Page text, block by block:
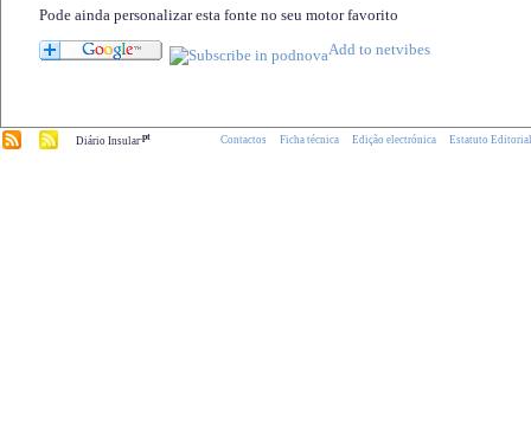
Pode ainda personalizar esta fonte no seu motor favorito
Diário Insular.pt Contactos Ficha técnica Edição electrónica Estatuto Editorial